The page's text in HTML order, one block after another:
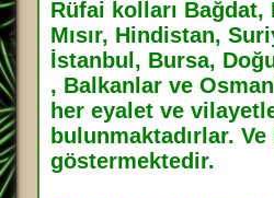
Rüfai kolları Bağdat,
Mısır, Hindistan,
İstanbul, Bursa,
, Balkanlar ve
her eyalet ve
bulunmaktadırlar.
göstermektedir.